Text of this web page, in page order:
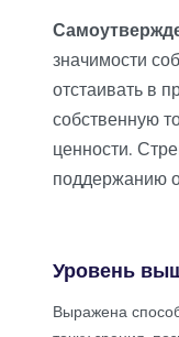
значимости
отстаивать в
собственную
ценности.
поддержанию
Уровень
Выражена